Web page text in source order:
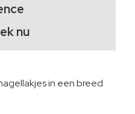
nu
in een breed